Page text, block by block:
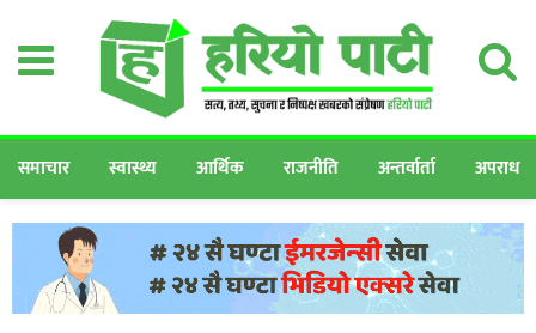
समाचार स्वास्थ्य आर्थिक राजनीति अन्तर्वार्ता अपराध